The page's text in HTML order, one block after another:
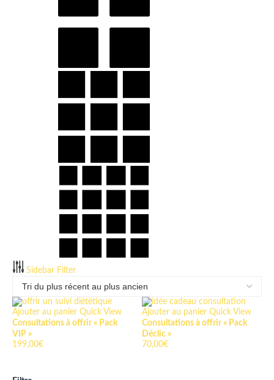
Sidebar Filter
Ajouter au panier Quick View
Consultations à offrir « Pack
VIP »
199,00€
Ajouter au panier Quick View
Consultations à offrir « Pack
Déclic »
70,00€